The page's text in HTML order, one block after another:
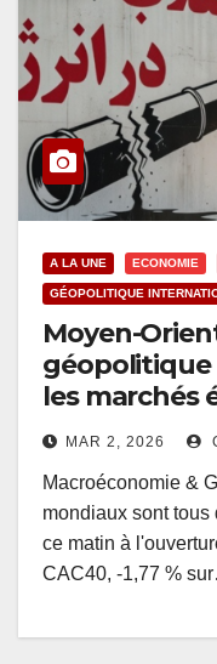
A LA UNE ECONOMIE
GÉOPOLITIQUE
Moyen-
géopolitique
les marchés
MAR 2, 2026
Macroéconomie &
mondiaux sont tous
ce matin à
CAC40, -1,77 %